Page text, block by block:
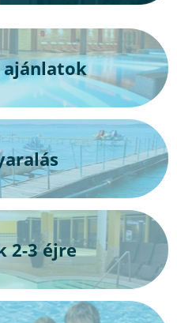
ajánlatok
2-3 éjre